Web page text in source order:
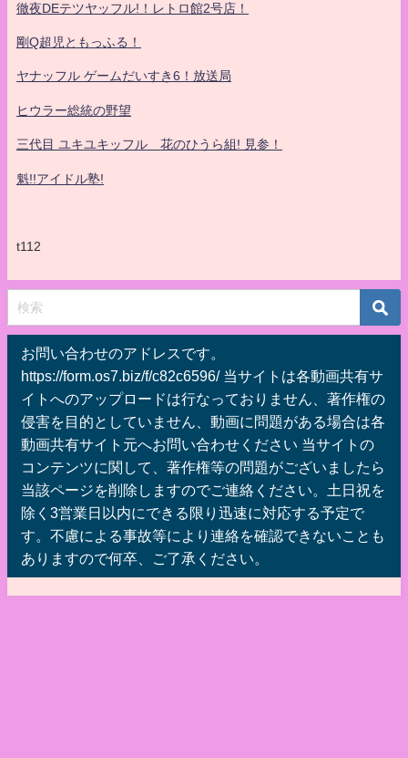
徹夜DEテツヤッフル!！レトロ館2号店！
剛Q超児ともっふる！
ヤナッフル ゲームだいすき6！放送局
ヒウラー総統の野望
三代目 ユキユキッフル 花のひうら組! 見参！
魁!!アイドル塾!
t112
お問い合わせのアドレスです。
https://form.os7.biz/f/c82c6596/ 当サイトは各動画共有サ
イトへのアップロードは行なっておりません、著作権の
侵害を目的としていません、動画に問題がある場合は各
動画共有サイト元へお問い合わせください 当サイトの
コンテンツに関して、著作権等の問題がございましたら
当該ページを削除しますのでご連絡ください。土日祝を
除く3営業日以内にできる限り迅速に対応する予定で
す。不慮による事故等により連絡を確認できないことも
ありますので何卒、ご了承ください。